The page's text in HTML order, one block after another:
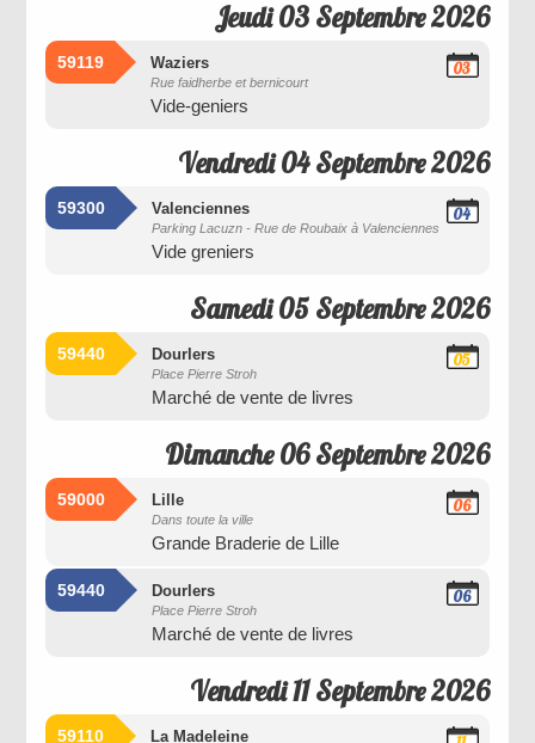
Jeudi 03 Septembre 2026
59119 Waziers
Rue faidherbe et bernicourt
Vide-geniers
03
Vendredi 04 Septembre 2026
59300 Valenciennes
Parking Lacuzn - Rue de Roubaix à Valenciennes
Vide greniers
04
Samedi 05 Septembre 2026
59440 Dourlers
Place Pierre Stroh
Marché de vente de livres
05
Dimanche 06 Septembre 2026
59000 Lille
Dans toute la ville
Grande Braderie de Lille
06
59440 Dourlers
Place Pierre Stroh
Marché de vente de livres
06
Vendredi 11 Septembre 2026
59110 La Madeleine